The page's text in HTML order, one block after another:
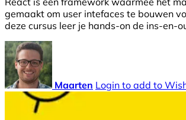
gemaakt om user intefaces te bouwen
deze cursus leer je hands-on de ins-en-
Maarten Login to add to